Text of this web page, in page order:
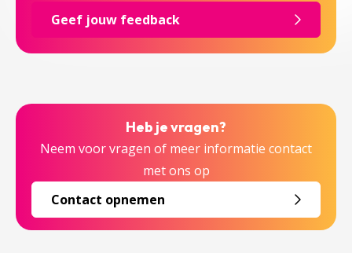
Geef jouw feedback
Heb je vragen?
Neem voor vragen of meer informatie contact
met ons op
Contact opnemen